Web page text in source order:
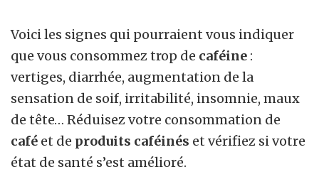
Voici les signes qui pourraient vous indiquer
que vous consommez trop de caféine :
vertiges, diarrhée, augmentation de la
sensation de soif, irritabilité, insomnie, maux
de tête… Réduisez votre consommation de
café et de produits caféinés et vérifiez si votre
état de santé s’est amélioré.